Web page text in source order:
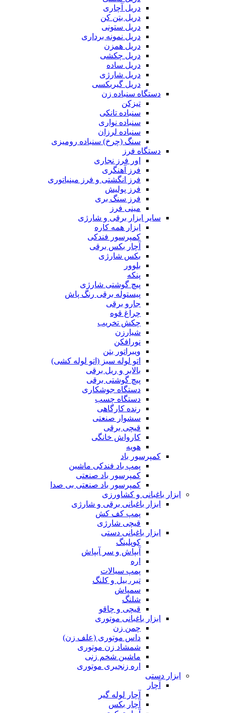
دریل آچاری
دریل بتن کن
دریل ستونی
دریل نمونه برداری
دریل همزن
دریل چکشی
دریل ساده
دریل شارژی
دریل گیربکسی
دستگاه سنباده زن
تیزکن
سنباده تانکی
سنباده نواری
سنباده لرزان
سنگ (چرخ) سنباده رومیزی
دستگاه فرز
اور فرز نجاری
فرز آهنگری
فرز انگشتی و فرز مینیاتوری
فرز پولیش
فرز سنگ بری
مینی فرز
سایر ابزار برقی و شارژی
ابزار همه کاره
کمپرسور فندکی
آچار بکس برقی
بکس شارژی
بلوور
پنکه
پیچ گوشتی شارژی
پیستوله برقی رنگ پاش
جارو برقی
چراغ قوه
چکش تخریب
شیارزن
نورافکن
ویبراتور بتن
اتو لوله سبز (اتو لوله کشی)
بالابر و ریل برقی
پیچ گوشتی برقی
دستگاه جوشکاری
دستگاه چسب
رنده کارگاهی
سشوار صنعتی
قیچی برقی
کارواش خانگی
هویه
کمپرسور باد
پمپ باد فندکی ماشین
کمپرسور باد صنعتی
کمپرسور باد صنعتی بی صدا
ابزار باغبانی و کشاورزی
ابزار باغبانی برقی و شارژی
پمپ کف کش
قیچی شارژی
ابزار باغبانی دستی
کوپلینگ
آبپاش و سر آبپاش
اره
پمپ سیالات
تبر، بیل و کلنگ
سمپاش
شلنگ
قیچی و چاقو
ابزار باغبانی موتوری
چمن زن
داس موتوری (علف زن)
شمشاد زن موتوری
ماشین شخم زنی
اره زنجیری موتوری
ابزار دستی
آچار
آچار لوله گیر
آچار بکس